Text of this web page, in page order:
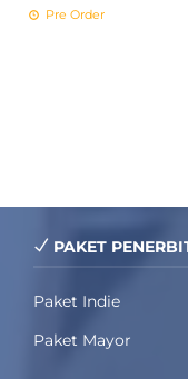
Pre Order
PAKET
Paket Indie
Paket Mayor